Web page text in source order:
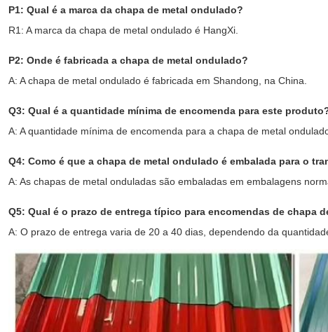
P1: Qual é a marca da chapa de metal ondulado?
R1: A marca da chapa de metal ondulado é HangXi.
P2: Onde é fabricada a chapa de metal ondulado?
A: A chapa de metal ondulado é fabricada em Shandong, na China.
Q3: Qual é a quantidade mínima de encomenda para este
A: A quantidade mínima de encomenda para a chapa de metal
Q4: Como é que a chapa de metal ondulado é embalada para o
A: As chapas de metal onduladas são embaladas em embalagens
Q5: Qual é o prazo de entrega típico para encomendas de chapa
A: O prazo de entrega varia de 20 a 40 dias, dependendo da